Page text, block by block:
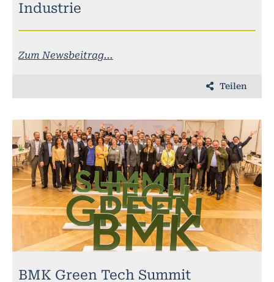
Industrie
Zum Newsbeitrag...
Teilen
BMK Green Tech Summit